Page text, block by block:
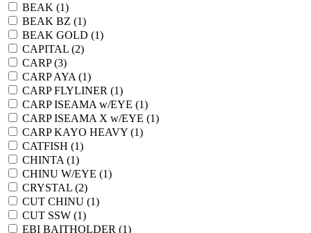
BEAK (1)
BEAK BZ (1)
BEAK GOLD (1)
CAPITAL (2)
CARP (3)
CARP AYA (1)
CARP FLYLINER (1)
CARP ISEAMA w/EYE (1)
CARP ISEAMA X w/EYE (1)
CARP KAYO HEAVY (1)
CATFISH (1)
CHINTA (1)
CHINU W/EYE (1)
CRYSTAL (2)
CUT CHINU (1)
CUT SSW (1)
EBI BAITHOLDER (1)